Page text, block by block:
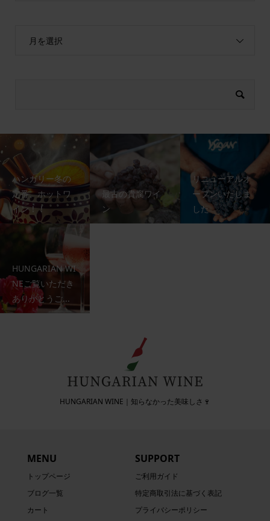
月を選択
ハンガリー冬の
定番、ホットワ
イン！！
最古の貴腐ワイ
ン
リニューアルオ
ープンいたしま
した
HUNGARIAN WI
NEご覧いただき
ありがとうご...
HUNGARIAN WINE｜知らなかった美味しさ🍷
MENU
トップページ
ブログ一覧
カート
SUPPORT
ご利用ガイド
特定商取引法に基づく表記
プライバシーポリシー